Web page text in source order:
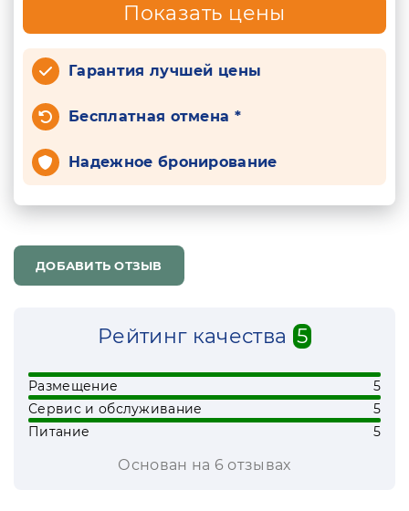
Показать цены
Гарантия лучшей цены
Бесплатная отмена *
Надежное бронирование
ДОБАВИТЬ ОТЗЫВ
Рейтинг качества 5
Размещение
5
Сервис и обслуживание
5
Питание
5
Основан на 6 отзывах